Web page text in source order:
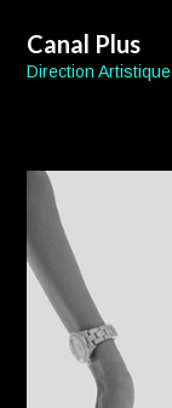
Canal Plus
Direction Artistique